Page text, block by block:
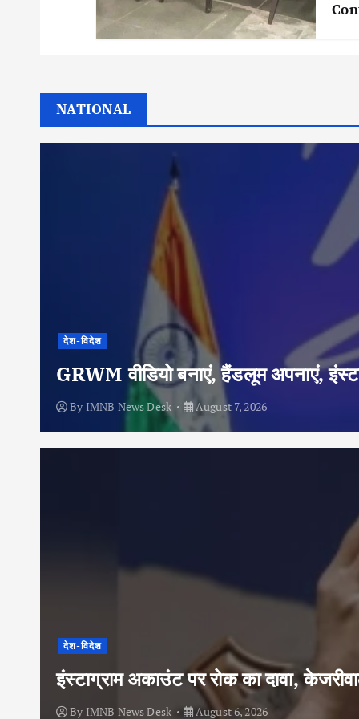
NATIONAL
देश-विदेश
GRWM वीडियो बनाएं, हैंडलूम अपनाएं,
By IMNB News Desk August 7, 2026
देश-विदेश
इंस्टाग्राम अकाउंट पर रोक का दावा,
By IMNB News Desk August 6, 2026